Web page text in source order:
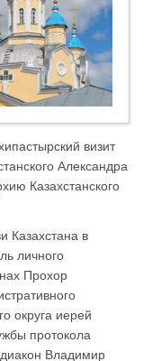
визит
Александра
Казахстанского
Казахстана в
личного
Прохор
округа иерей
протокола
Владимир